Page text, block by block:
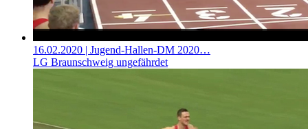
16.02.2020 | Jugend-Hallen-DM 2020…
LG Braunschweig ungefährdet